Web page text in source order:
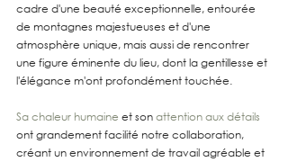
cadre d'une beauté exceptionnelle, entourée
de montagnes majestueuses et d'une
atmosphère unique, mais aussi de rencontrer
une figure éminente du lieu, dont la gentillesse et
l'élégance m'ont profondément touchée.
Sa chaleur humaine et son attention aux détails
ont grandement facilité notre collaboration,
créant un environnement de travail agréable et